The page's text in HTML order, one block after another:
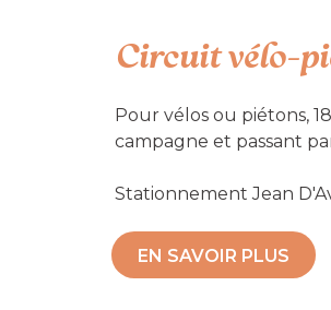
Circuit vélo-
Pour vélos ou piétons,
campagne et passant
Accessibilité mobilité
Stationnement Jean
EN SAVOIR PLUS